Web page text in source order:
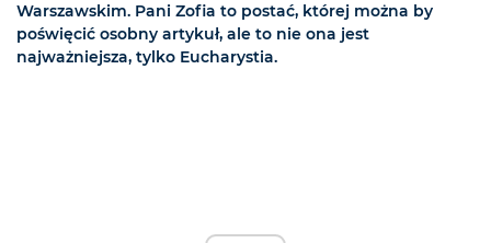
Warszawskim. Pani Zofia to postać, której można by
poświęcić osobny artykuł, ale to nie ona jest
najważniejsza, tylko Eucharystia.